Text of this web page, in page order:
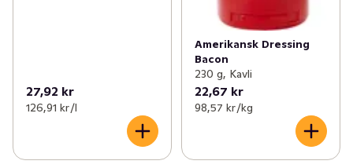
27,92 kr
126,91 kr /l
Amerikansk Dressing
Bacon
230 g, Kavli
22,67 kr
98,57 kr /kg